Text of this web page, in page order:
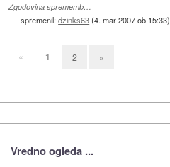
Zgodovina sprememb…
spremenil:dzinks63(4. mar 2007 ob 15:33)
« 1 2 »
Vredno ogleda ...